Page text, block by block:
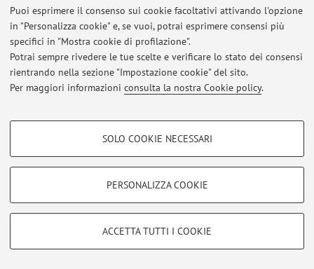
Puoi esprimere il consenso sui cookie facoltativi attivando l'opzione
in "Personalizza cookie" e, se vuoi, potrai esprimere consensi più
specifici in "Mostra cookie di profilazione".
Potrai sempre rivedere le tue scelte e verificare lo stato dei consensi
rientrando nella sezione "Impostazione cookie" del sito.
Per maggiori informazioni consulta la nostra Cookie policy.
COOKIE DI PROFILAZIONE - FACOLTATIVI
COOKIE TECNICI - NECESSARI
Si tratta di cookie tecnici utilizzati, a titolo esemplificativo, per il corretto
SOLO COOKIE NECESSARI
PERSONALIZZA COOKIE
ACCETTA TUTTI I COOKIE
Ultimi avvisi
Al momento non sono presenti avvisi.
Area riservata
per gestire tutti i contenuti del sito.
© 2026 - ALMA MATER STUDIORUM - Università di Bologna - Via
Zamboni, 33 - 40126 Bologna - Partita IVA: 01131710376
Privacy|Note legali|Impostazioni Cookie